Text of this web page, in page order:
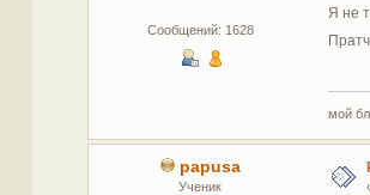
Сообщений: 1628
Я не
мой
papusa
Ученик